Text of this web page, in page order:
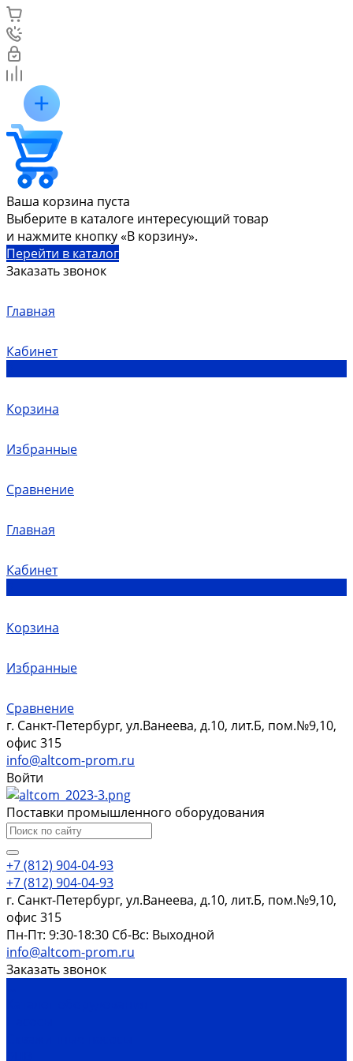
Ваша корзина пуста
Выберите в каталоге интересующий товар
и нажмите кнопку «В корзину».
Перейти в каталог
Заказать звонок
Главная
Кабинет
Корзина
Избранные
Сравнение
Главная
Кабинет
Корзина
Избранные
Сравнение
г. Санкт-Петербург, ул.Ванеева, д.10, лит.Б, пом.№9,10,
офис 315
info@altcom-prom.ru
Войти
Поставки промышленного оборудования
+7 (812) 904-04-93
+7 (812) 904-04-93
г. Санкт-Петербург, ул.Ванеева, д.10, лит.Б, пом.№9,10,
офис 315
Пн-Пт: 9:30-18:30 Cб-Вс: Выходной
info@altcom-prom.ru
Заказать звонок